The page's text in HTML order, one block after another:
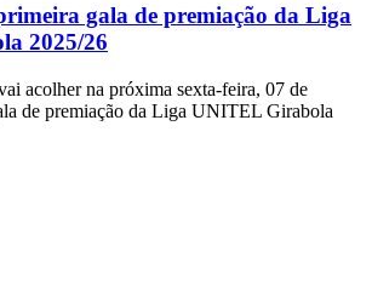
gala de premiação da Liga
2025/26
acolher na próxima sexta-feira, 07 de
de premiação da Liga UNITEL Girabola